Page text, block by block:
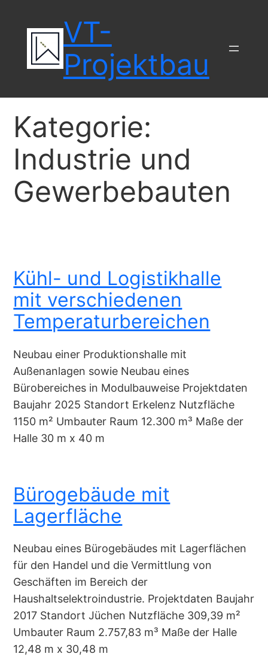
springen
VT-
Projektbau
Kategorie:
Industrie und
Gewerbebauten
Kühl- und Logistikhalle
mit verschiedenen
Temperaturbereichen
Neubau einer Produktionshalle mit
Außenanlagen sowie Neubau eines
Bürobereiches in Modulbauweise Projektdaten
Baujahr 2025 Standort Erkelenz Nutzfläche
1150 m² Umbauter Raum 12.300 m³ Maße der
Halle 30 m x 40 m
Bürogebäude mit
Lagerfläche
Neubau eines Bürogebäudes mit Lagerflächen
für den Handel und die Vermittlung von
Geschäften im Bereich der
Haushaltselektroindustrie. Projektdaten Baujahr
2017 Standort Jüchen Nutzfläche 309,39 m²
Umbauter Raum 2.757,83 m³ Maße der Halle
12,48 m x 30,48 m